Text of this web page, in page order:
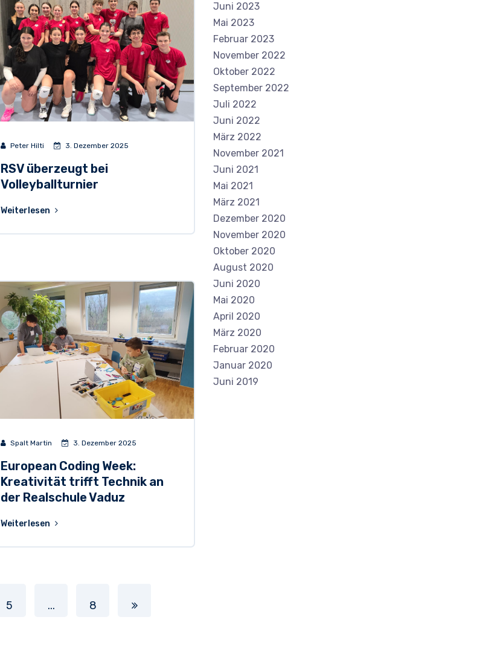
Peter Hilti 3. Dezember 2025
RSV überzeugt bei
Volleyballturnier
Weiterlesen
Spalt Martin 3. Dezember 2025
European Coding Week:
Kreativität trifft Technik an
der Realschule Vaduz
Weiterlesen
5 ... 8
Juni 2023
Mai 2023
Februar 2023
November 2022
Oktober 2022
September 2022
Juli 2022
Juni 2022
März 2022
November 2021
Juni 2021
Mai 2021
März 2021
Dezember 2020
November 2020
Oktober 2020
August 2020
Juni 2020
Mai 2020
April 2020
März 2020
Februar 2020
Januar 2020
Juni 2019